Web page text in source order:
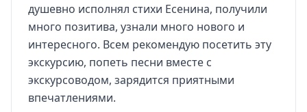
душевно исполнял стихи Есенина, получили
много позитива, узнали много нового и
интересного. Всем рекомендую посетить эту
экскурсию, попеть песни вместе с
экскурсоводом, зарядится приятными
впечатлениями.